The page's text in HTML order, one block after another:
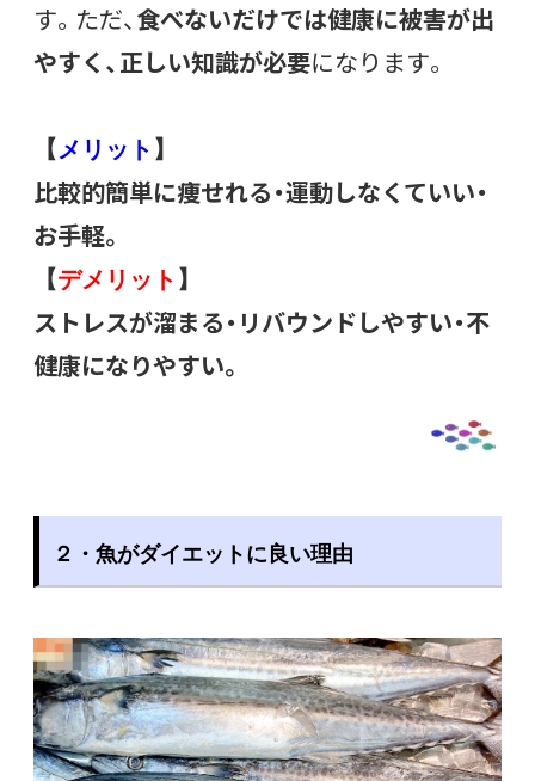
す。ただ、食べないだけでは健康に被害が出
やすく、正しい知識が必要になります。
【 メリット 】
比較的簡単に痩せれる・運動しなくていい・
お手軽。
【デメリット 】
ストレスが溜まる・リバウンドしやすい・不
健康になりやすい。
２・ 魚がダイエットに良い理由